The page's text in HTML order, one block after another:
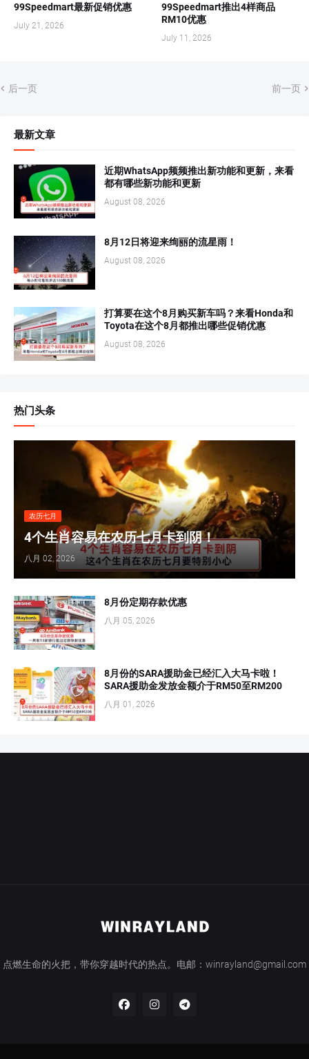
99Speedmart最新促销优惠
July 21, 2026
99Speedmart推出4样商品
RM10优惠
July 11, 2026
后一页 前一页
最新文章
近期WhatsApp频频推出新功能和更新，来看
都有哪些新功能和更新
August 08, 2026
8月12日将迎来绚丽的流星雨！
August 08, 2026
打算要在这个8月购买新车吗？来看Honda和
Toyota在这个8月都推出哪些促销优惠
August 08, 2026
热门头条
农历七月
4个生肖容易在农历七月卡到阴！
八月 02, 2026
8月份定期存款优惠
八月 05, 2026
8月份的SARA援助金已经汇入大马卡啦！
SARA援助金发放金额介于RM50至RM200
八月 01, 2026
点燃生命的火把，带你穿越时代的热点。电邮：winrayland@gmail.com